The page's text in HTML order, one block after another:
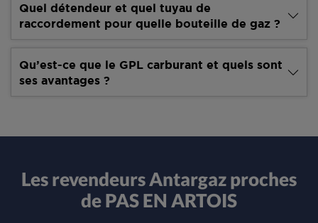
Quel détendeur et quel tuyau de
raccordement pour quelle bouteille de gaz ?
Qu’est-ce que le GPL carburant et quels sont
ses avantages ?
Les revendeurs Antargaz proches
de PAS EN ARTOIS